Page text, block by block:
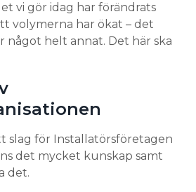
vi gör idag har förändrats
volymerna har ökat – det
något helt annat. Det här ska
slag för Installatörsföretagen
det mycket kunskap samt
det.